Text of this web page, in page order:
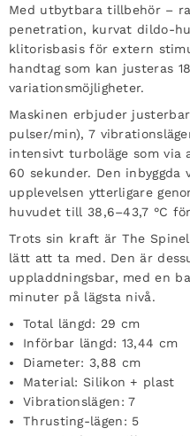
Med utbytbara tillbehör –
penetration, kurvat dildo-
klitorisbasis för extern
handtag som kan justeras
variationsmöjligheter.
Maskinen erbjuder
pulser/min), 7
intensivt turboläge som via
60 sekunder. Den
upplevelsen ytterligare
huvudet till 38,6–43,7 °C
Trots sin kraft är The
lätt att ta med. Den är
uppladdningsbar, med en
minuter på lägsta nivå.
Total längd: 29 cm
Införbar längd: 13,44 cm
Diameter: 3,88 cm
Material: Silikon + plast
Vibrationslägen: 7
Thrusting-lägen: 5